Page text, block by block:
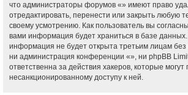
что администраторы форумов «» имеют право
отредактировать, перенести или закрыть любую
своему усмотрению. Как пользователь вы
вами информация будет храниться в базе
информация не будет открыта третьим лицам
ни администрация конференции «», ни phpBB
ответственна за действия хакеров, которые могут
несанкционированному доступу к ней.